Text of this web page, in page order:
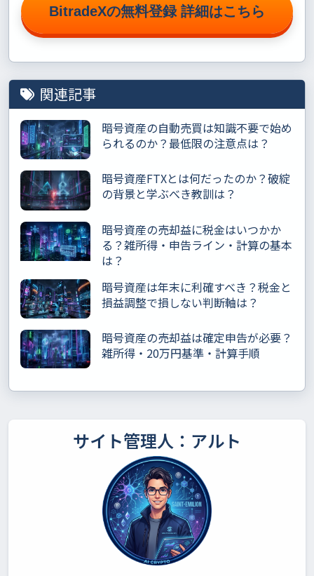
BitradeXの無料登録 詳細はこちら
関連記事
暗号資産の自動売買は知識不要で始め
られるのか？最低限の注意点は？
暗号資産FTXとは何だったのか？破綻
の背景と学ぶべき教訓は？
暗号資産の売却益に税金はいつかか
る？雑所得・申告ライン・計算の基本
は？
暗号資産は年末に利確すべき？税金と
損益調整で損しない判断軸は？
暗号資産の売却益は確定申告が必要？
雑所得・20万円基準・計算手順
サイト管理人：アルト